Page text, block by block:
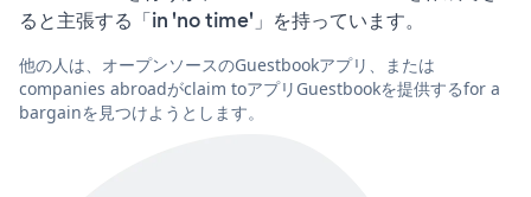
ると主張する「in 'no time'」を持っています。
他の人は、オープンソースのGuestbookアプリ、または
companies abroadがclaim toアプリGuestbookを提供するfor a
bargainを見つけようとします。